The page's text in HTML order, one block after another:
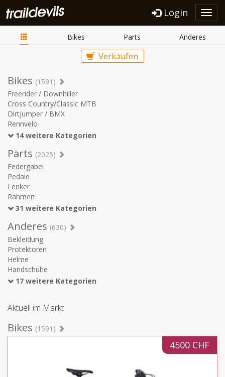
Login
Bikes Parts Anderes
Verkaufen
Bikes (1591)
Freerider / Downhiller
Cross Country/Classic MTB
Dirtjumper / BMX
Rennvelo
14 weitere Kategorien
Parts (2025)
Federgabel
Pedale
Lenker
Rahmen
31 weitere Kategorien
Anderes (630)
Bekleidung
Protektoren
Helme
Handschuhe
17 weitere Kategorien
Aktuell im Markt
Bikes (1591)
4500 CHF